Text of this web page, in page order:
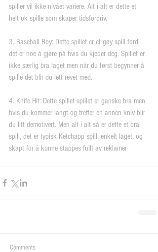
spiller vil ikke nivået variere. Alt i alt er dette et
helt ok spille som skaper tidsfordriv.
3. Baseball Boy: Dette spillet er et gøy spill fordi
det er noe å gjøre på hvis du kjeder deg. Spillet er
ikke særlig bra laget men når du først begynner å
spille det blir du lett revet med.
4. Knife Hit: Dette spillet spillet er ganske bra men
hvis du kommer langt og treffer en annen kniv blir
du litt demotivert. Men alt i alt så er dette et bra
spill, det er typisk Ketchapp spill, enkelt laget, og
skapt for å kunne stappes fullt av reklamer-
Comments